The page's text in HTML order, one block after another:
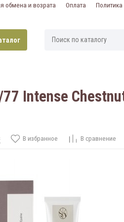
обмена и возрата Оплата
Intense
В избранное В сравнение